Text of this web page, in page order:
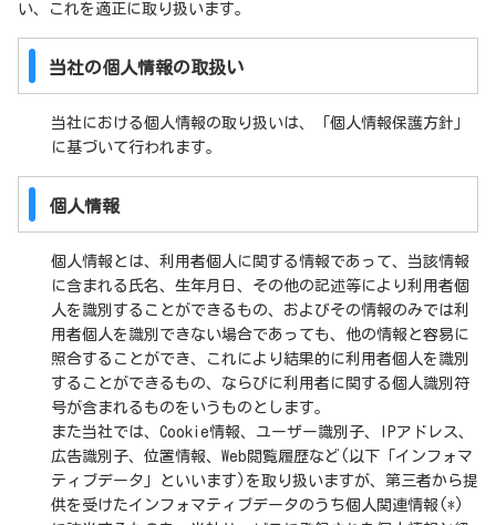
い、これを適正に取り扱います。
当社の個人情報の取扱い
当社における個人情報の取り扱いは、「個人情報保護方針」
に基づいて行われます。
個人情報
個人情報とは、利用者個人に関する情報であって、当該情報
に含まれる氏名、生年月日、その他の記述等により利用者個
人を識別することができるもの、およびその情報のみでは利
用者個人を識別できない場合であっても、他の情報と容易に
照合することができ、これにより結果的に利用者個人を識別
することができるもの、ならびに利用者に関する個人識別符
号が含まれるものをいうものとします。
また当社では、Cookie情報、ユーザー識別子、IPアドレス、
広告識別子、位置情報、Web閲覧履歴など(以下「インフォマ
ティブデータ」といいます)を取り扱いますが、第三者から提
供を受けたインフォマティブデータのうち個人関連情報(*)